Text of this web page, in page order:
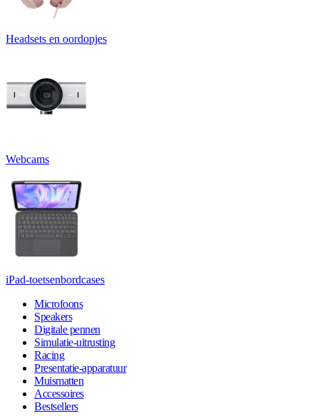
Headsets en oordopjes
Webcams
iPad-toetsenbordcases
Microfoons
Speakers
Digitale pennen
Simulatie-uitrusting
Racing
Presentatie-apparatuur
Muismatten
Accessoires
Bestsellers